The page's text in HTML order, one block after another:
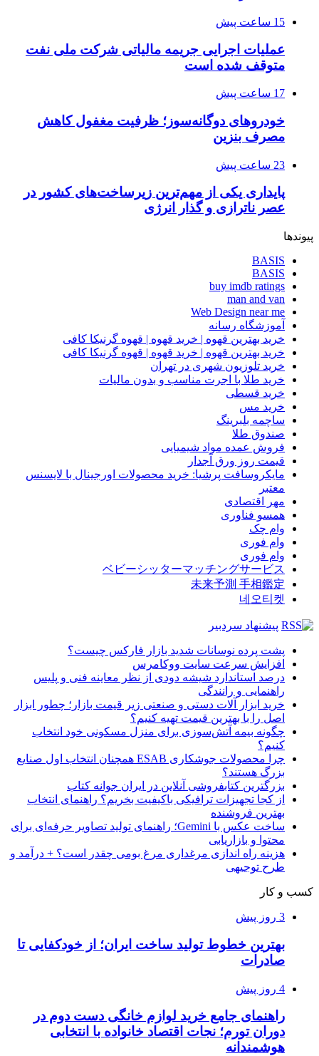
15 ساعت پیش
عملیات اجرایی جریمه مالیاتی شرکت ملی نفت
متوقف شده است
17 ساعت پیش
خودروهای دوگانه‌سوز؛ ظرفیت مغفول کاهش
مصرف بنزین
23 ساعت پیش
پایداری یکی از مهم‌ترین زیرساخت‌های کشور در
عصر ناترازی و گذار انرژی
پیوندها
BASIS
BASIS
buy imdb ratings
man and van
Web Design near me
آموزشگاه رسانه
خرید بهترین قهوه | خرید قهوه | قهوه گرنیکا کافی
خرید بهترین قهوه | خرید قهوه | قهوه گرنیکا کافی
خرید تلوزیون شهری در تهران
خرید طلا با اجرت مناسب و بدون مالیات
خرید قسطی
خرید مس
ساچمه بلبرینگ
صندوق طلا
فروش عمده مواد شیمیایی
قیمت روز ورق آجدار
مایکروسافت پرشیا: خرید محصولات اورجینال با لایسنس
معتبر
مهر اقتصادی
همسو فناوری
وام چک
وام فوری
وام فوری
ベビーシッターマッチングサービス
未来予測 手相鑑定
네오티켓
پیشنهاد سردبیر
پشت پرده نوسانات شدید بازار فارکس چیست؟
افزایش سرعت سایت ووکامرس
درصد استاندارد شیشه دودی از نظر معاینه فنی و پلیس
راهنمایی و رانندگی
خرید ابزار آلات دستی و صنعتی زیر قیمت بازار؛ چطور ابزار
اصل را با بهترین قیمت تهیه کنیم؟
چگونه بیمه آتش‌سوزی برای منزل مسکونی خود انتخاب
کنیم؟
چرا محصولات جوشکاری ESAB همچنان انتخاب اول صنایع
بزرگ هستند؟
بزرگترین کتابفروشی آنلاین در ایران جوانه کتاب
از کجا تجهیزات ترافیکی باکیفیت بخریم؟ راهنمای انتخاب
بهترین فروشنده
ساخت عکس با Gemini؛ راهنمای تولید تصاویر حرفه‌ای برای
محتوا و بازاریابی
هزینه راه اندازی مرغداری مرغ بومی چقدر است؟ + درآمد و
طرح توجیهی
کسب و کار
3 روز پیش
بهترین خطوط تولید ساخت ایران؛ از خودکفایی تا
صادرات
4 روز پیش
راهنمای جامع خرید لوازم خانگی دست دوم در
دوران تورم؛ نجات اقتصاد خانواده با انتخابی
هوشمندانه